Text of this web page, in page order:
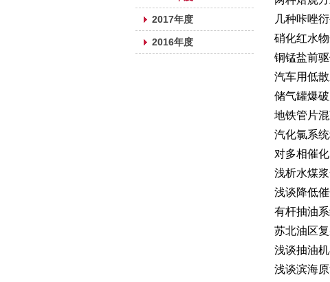
2017年度
2016年度
几种咔唑
硝化红水
铜锰盐前
汽车用低
储气罐爆
地铁管片
汽化氯系
对多相催
浅析水煤
浅谈降低
有杆抽油
苏北油区
浅谈抽油
浅谈滨海